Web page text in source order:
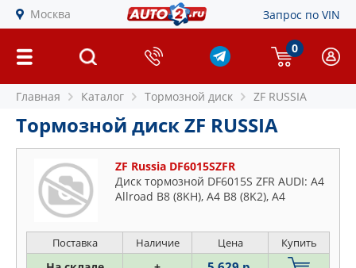
Москва Запрос по VIN
0
Главная Каталог Тормозной диск ZF RUSSIA
Тормозной диск ZF RUSSIA
ZF Russia DF6015SZFR
Диск тормозной DF6015S ZFR AUDI: A4
Allroad B8 (8KH), A4 B8 (8K2), A4
Поставка Наличие Цена Купить